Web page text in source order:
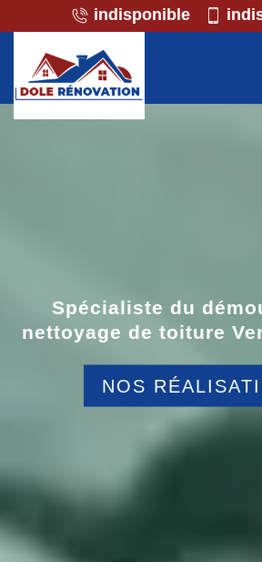
indisponible
Spécialiste du
nettoyage de toiture
NOS